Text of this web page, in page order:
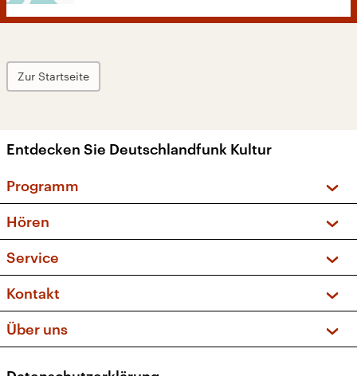
Zur Startseite
Entdecken Sie Deutschlandfunk Kultur
Programm
Sendungen und Podcasts
Musikliste
Kakadu – Das Kinderprogramm
Hören
Frequenzen (UKW + DAB+)
Service
FAQ
Apps
Newsletter
Kontakt
Social Media
Über uns